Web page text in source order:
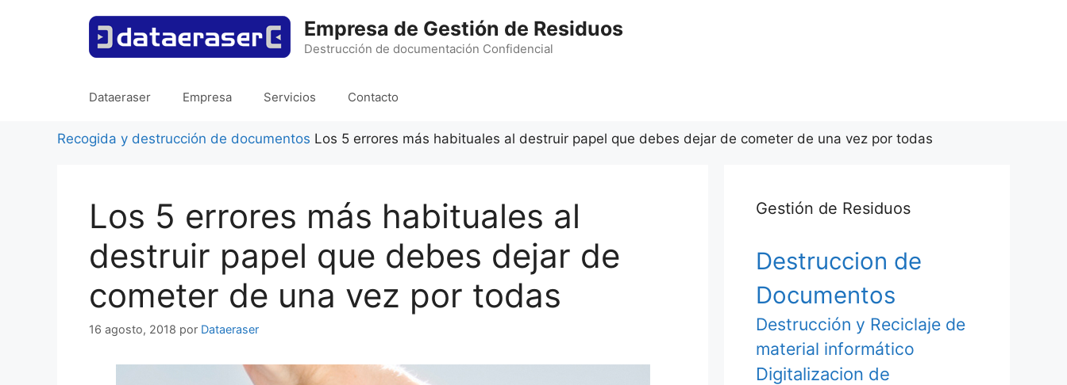
Empresa de Gestión de Residuos
Destrucción de documentación Confidencial
Dataeraser Empresa Servicios Contacto
Recogida y destrucción de documentos Los 5 errores más habituales al destruir papel que debes dejar de cometer de una vez por todas
Los 5 errores más habituales al
destruir papel que debes dejar de
cometer de una vez por todas
16 agosto, 2018 por Dataeraser
Gestión de Residuos
Destruccion de
Documentos
Destrucción y Reciclaje de
material informático
Digitalizacion de